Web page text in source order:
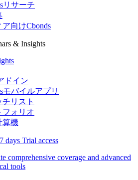
リサーチ
ア向けCbonds
& Insights
ドイン
モバイルアプリ
チリスト
フォリオ
算機
7 days Trial access
comprehensive coverage and advanced
tools